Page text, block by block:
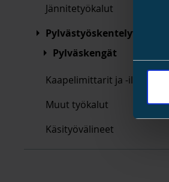
Jännitetyökalut
Pylvästyöskentelyvälineet
Pylväskengät
Kaapelimittarit ja -ilmaisimet
Muut työkalut
Käsityövälineet